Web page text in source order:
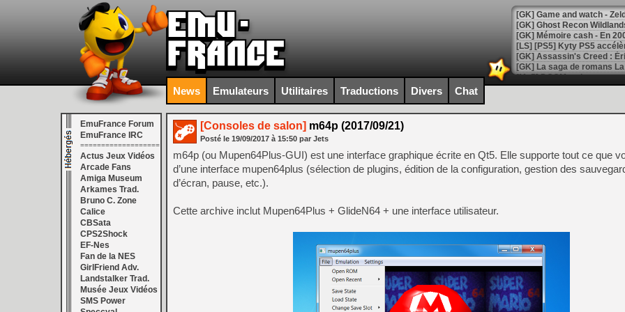
[Mo5] DOOM arrive en
[GK] Bethesda fête les 30
[GK] Roblox : l'action en
[GK] Agenda - GeForce
[GK] Devolver Digital en a
[LS] [PS5] ps5-y2jb-
[GK] Pourquoi Marvel
[GK] Test : Restory : Chill
[GK] GTA 6 : Rockstar
[GK] Hot Wheels Infinite
[GK] Mémoire cash -
[GK] Résultats Nintendo :
[GK] Déjà des
[Mo5] Brickboy cherche à
[GK] Minecraft et ses «
News Emulateurs Utilitaires Traductions Divers Chat
EmuFrance Forum
EmuFrance IRC
===================
Actus Jeux Vidéos
Arcade Fans
Amiga Museum
Arkames Trad.
Bruno C. Zone
Calice
CBSata
CPS2Shock
EF-Nes
Fan de la NES
GirlFriend Adv.
Landstalker Trad.
Musée Jeux Vidéos
SMS Power
[Consoles de salon] m64p (2017/09/21)
Posté le 19/09/2017 à 15:50 par Jets
m64p (ou Mupen64Plus-GUI) est une interface graphique écrite en Qt5. Elle supporte tout ce que
d’une interface mupen64plus (sélection de plugins, édition de la configuration, gestion des
d’écran, pause, etc.).
Cette archive inclut Mupen64Plus + GlideN64 + une interface utilisateur.